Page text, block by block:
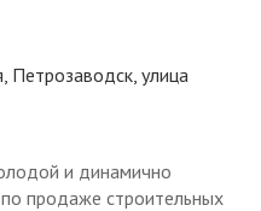
Петрозаводск, улица
и динамично
продаже строительных